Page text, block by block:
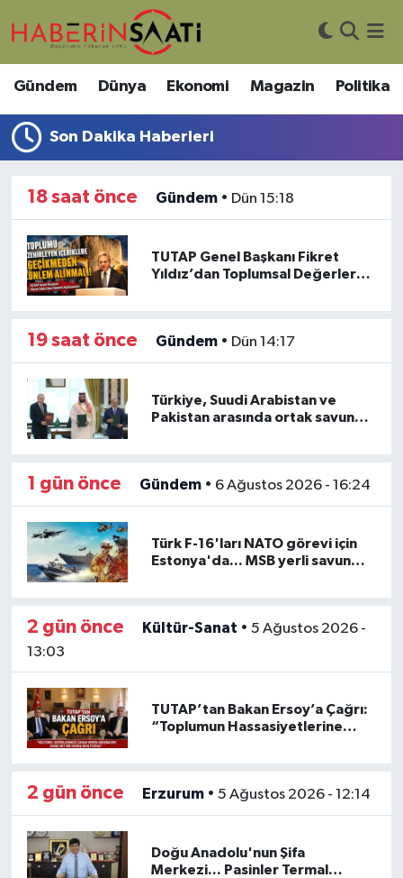
Gündem Dünya Ekonomi Magazin Politika
Son Dakika Haberleri
18 saat önce Gündem• Dün 15:18
TUTAP Genel Başkanı Fikret
Yıldız’dan Toplumsal Değerler
19 saat önce Gündem• Dün 14:17
Türkiye, Suudi Arabistan ve
Pakistan arasında ortak savunma
1 gün önce Gündem• 6 Ağustos 2026 - 16:24
Türk F-16'ları NATO görevi için
Estonya'da... MSB yerli savunma
2 gün önce Kültür-Sanat • 5 Ağustos 2026 -
13:03
TUTAP’tan Bakan Ersoy’a Çağrı:
“Toplumun Hassasiyetlerine
2 gün önce Erzurum• 5 Ağustos 2026 - 12:14
Doğu Anadolu'nun Şifa
Merkezi... Pasinler Termal
Asayiş
Bilim ve Teknoloji
Çevre
DIŞ HABER
Dünya
Eğitim
Ekonomi
Genel
Gündem
Haberde İnsan
Kültür-Sanat
Magazin
Podcast
Sağlık
Spor
Yerel
Nöbetçi Eczaneler
Hava Durumu
Trafik Durumu
Süper Lig Puan Durumu ve Fikstür
Tüm Manşetler
Son Dakika Haberleri
Haber Arşivi